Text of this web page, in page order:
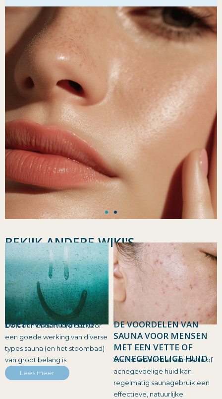
BEKIJK ANDERE WIKI'S
LUCHTVOCHTIGHEID
Dit is een onderwerp dat voor
een goede werking van diverse
types sauna (en het stoombad)
van groot belang is.
Lees meer
DE VOORDELEN VAN
SAUNA VOOR MENSEN
MET EEN VETTE OF
ACNEGEVOELIGE HUID
Voor mensen met een vette of
acnegevoelige huid kan
regelmatig saunagebruik een
effectieve, natuurlijke